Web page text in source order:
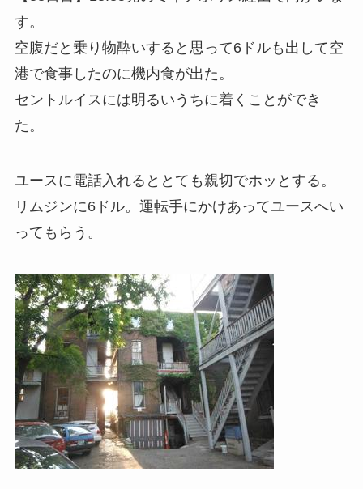
す。
空腹だと乗り物酔いすると思って6ドルも出して空
港で食事したのに機内食が出た。
セントルイスには明るいうちに着くことができ
た。
ユースに電話入れるととても親切でホッとする。
リムジンに6ドル。運転手にかけあってユースへい
ってもらう。